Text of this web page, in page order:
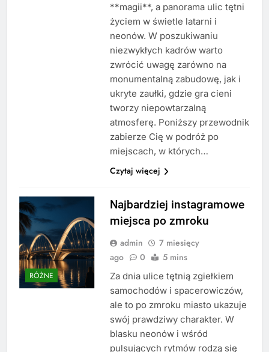
**magii**, a panorama ulic tętni
życiem w świetle latarni i
neonów. W poszukiwaniu
niezwykłych kadrów warto
zwrócić uwagę zarówno na
monumentalną zabudowę, jak i
ukryte zaułki, gdzie gra cieni
tworzy niepowtarzalną
atmosferę. Poniższy przewodnik
zabierze Cię w podróż po
miejscach, w których…
Czytaj więcej
RÓŻNE
Najbardziej instagramowe
miejsca po zmroku
admin
7 miesięcy
ago
0 5 mins
Za dnia ulice tętnią zgiełkiem
samochodów i spacerowiczów,
ale to po zmroku miasto ukazuje
swój prawdziwy charakter. W
blasku neonów i wśród
pulsujących rytmów rodzą się